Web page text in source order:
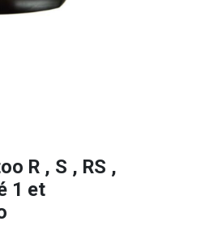
R , S , RS ,
1 et